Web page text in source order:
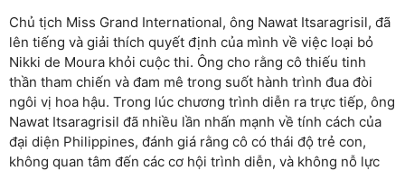
Chủ tịch Miss Grand International, ông Nawat Itsaragrisil, đã
lên tiếng và giải thích quyết định của mình về việc loại bỏ
Nikki de Moura khỏi cuộc thi. Ông cho rằng cô thiếu tinh
thần tham chiến và đam mê trong suốt hành trình đua đòi
ngôi vị hoa hậu. Trong lúc chương trình diễn ra trực tiếp, ông
Nawat Itsaragrisil đã nhiều lần nhấn mạnh về tính cách của
đại diện Philippines, đánh giá rằng cô có thái độ trẻ con,
không quan tâm đến các cơ hội trình diễn, và không nỗ lực